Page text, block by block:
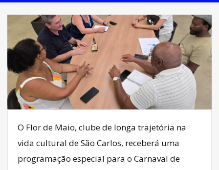
O Flor de Maio, clube de longa trajetória na
vida cultural de São Carlos, receberá uma
programação especial para o Carnaval de